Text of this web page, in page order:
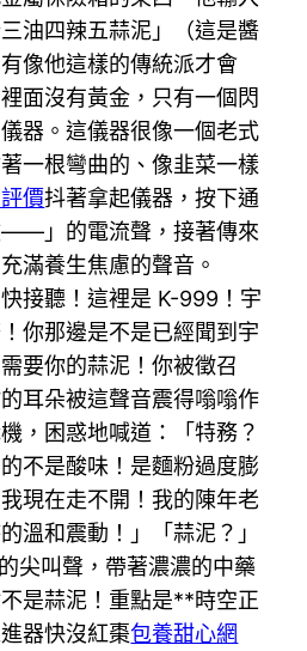
油四辣五蒜泥」（這是醬
像他這樣的傳統派才會
面沒有黃金，只有一個閃
器。這儀器很像一個老式
一根彎曲的、像韭菜一樣
價抖著拿起儀器，按下通
——」的電流聲，接著傳來
滿養生焦慮的聲音。
快接聽！這裡是 K-999！宇
你那邊是不是已經聞到宇
要你的蒜泥！你被徵召
耳朵被這聲音震得嗡嗡作
，困惑地喊道：「特務？
不是酸味！是麵粉過度膨
現在走不開！我的陳年老
溫和震動！」「蒜泥？」
尖叫聲，帶著濃濃的中藥
是蒜泥！重點是**時空正
器快沒紅棗包養甜心網